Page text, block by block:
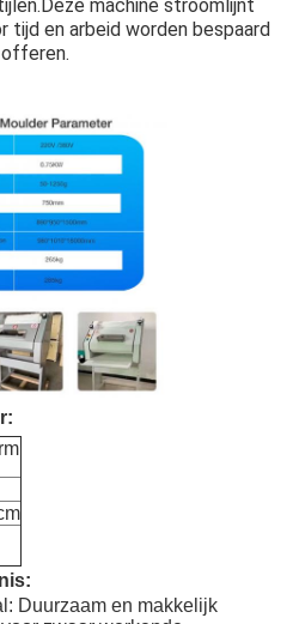
machine stroomlijnt
tijd en arbeid worden bespaard
Duurzaam en makkelijk